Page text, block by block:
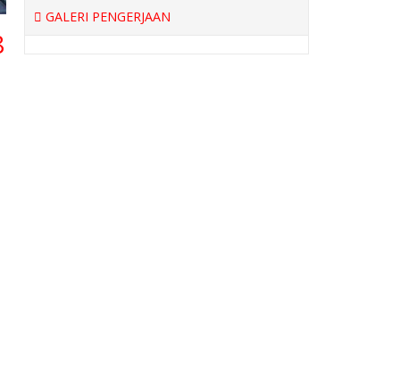
GALERI PENGERJAAN